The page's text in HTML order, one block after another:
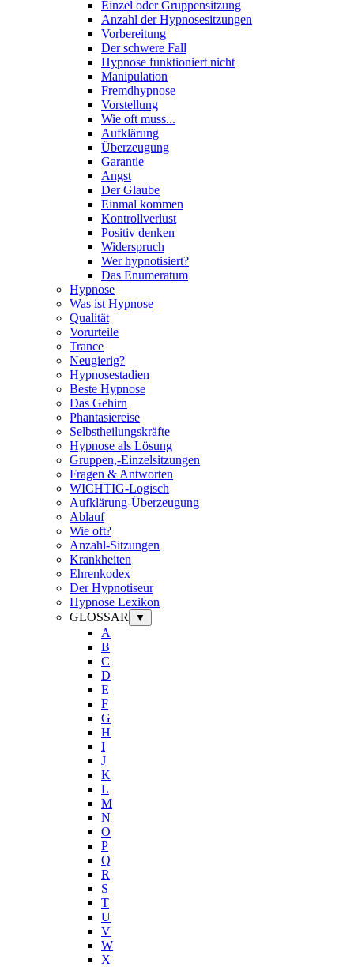
Einzel oder Gruppensitzung
Anzahl der Hypnosesitzungen
Vorbereitung
Der schwere Fall
Hypnose funktioniert nicht
Manipulation
Fremdhypnose
Vorstellung
Wie oft muss...
Aufklärung
Überzeugung
Garantie
Angst
Der Glaube
Einmal kommen
Kontrollverlust
Positiv denken
Widerspruch
Wer hypnotisiert?
Das Enumeratum
Hypnose
Was ist Hypnose
Qualität
Vorurteile
Trance
Neugierig?
Hypnosestadien
Beste Hypnose
Das Gehirn
Phantasiereise
Selbstheilungskräfte
Hypnose als Lösung
Gruppen,-Einzelsitzungen
Fragen & Antworten
WICHTIG-Logisch
Aufklärung-Überzeugung
Ablauf
Wie oft?
Anzahl-Sitzungen
Krankheiten
Ehrenkodex
Der Hypnotiseur
Hypnose Lexikon
GLOSSAR
▼
A
B
C
D
E
F
G
H
I
J
K
L
M
N
O
P
Q
R
S
T
U
V
W
X